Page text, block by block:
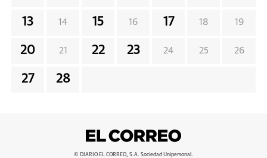
13 14 15 16 17 18 19
20 21 22 23 24 25 26
27 28
© DIARIO EL CORREO, S.A. Sociedad Unipersonal.